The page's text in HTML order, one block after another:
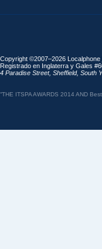
Copyright ©2007–2026 Localphone
Registrado en Inglaterra y Gales
4 Paradise Street, Sheffield, South
“THE ITSPA AWARDS 2014 AND